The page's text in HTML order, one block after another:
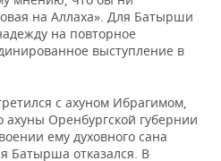
на Аллаха». Для Батырши
на повторное
выступление в
с ахуном Ибрагимом,
Оренбургской губернии
ему духовного сана
Батырша отказался. В